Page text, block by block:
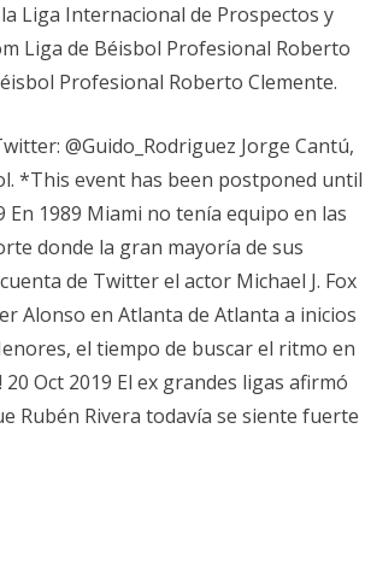
Liga Internacional de Prospectos y
Liga de Béisbol Profesional Roberto
Profesional Roberto Clemente.
@Guido_Rodriguez Jorge Cantú,
*This event has been postponed until
En 1989 Miami no tenía equipo en las
donde la gran mayoría de sus
de Twitter el actor Michael J. Fox
Alonso en Atlanta de Atlanta a inicios
el tiempo de buscar el ritmo en
Oct 2019 El ex grandes ligas afirmó
Rubén Rivera todavía se siente fuerte